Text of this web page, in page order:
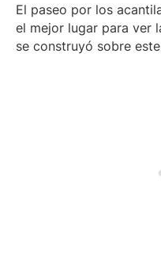
El paseo por los
el mejor lugar para ver
se construyó sobre